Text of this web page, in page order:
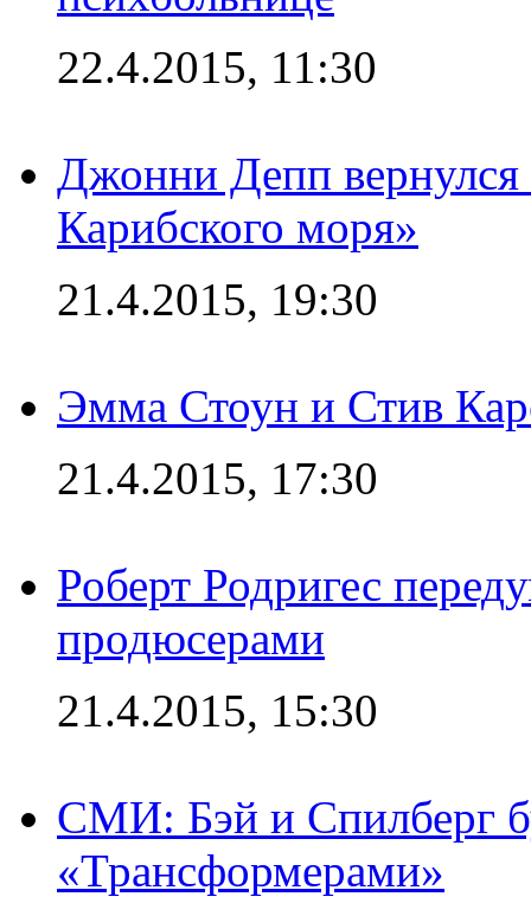
22.4.2015, 11:30
Джонни Депп
Карибского моря»
21.4.2015, 19:30
Эмма Стоун и Стив
21.4.2015, 17:30
Роберт Родригес
продюсерами
21.4.2015, 15:30
СМИ: Бэй и Спилберг
«Трансформерами»